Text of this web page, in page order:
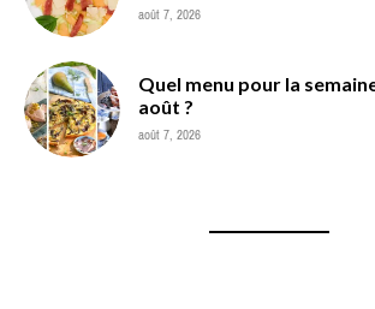
août 7, 2026
Quel menu pour la
août ?
août 7, 2026